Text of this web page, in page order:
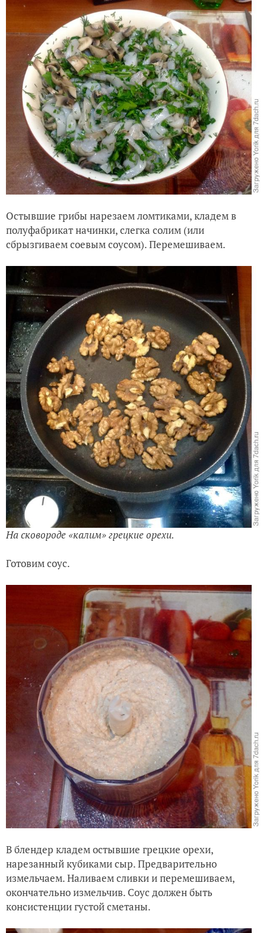
Остывшие грибы нарезаем ломтиками, кладем в
полуфабрикат начинки, слегка солим (или
сбрызгиваем соевым соусом). Перемешиваем.
На сковороде «калим» грецкие орехи.
Готовим соус.
В блендер кладем остывшие грецкие орехи,
нарезанный кубиками сыр. Предварительно
измельчаем. Наливаем сливки и перемешиваем,
окончательно измельчив. Соус должен быть
консистенции густой сметаны.